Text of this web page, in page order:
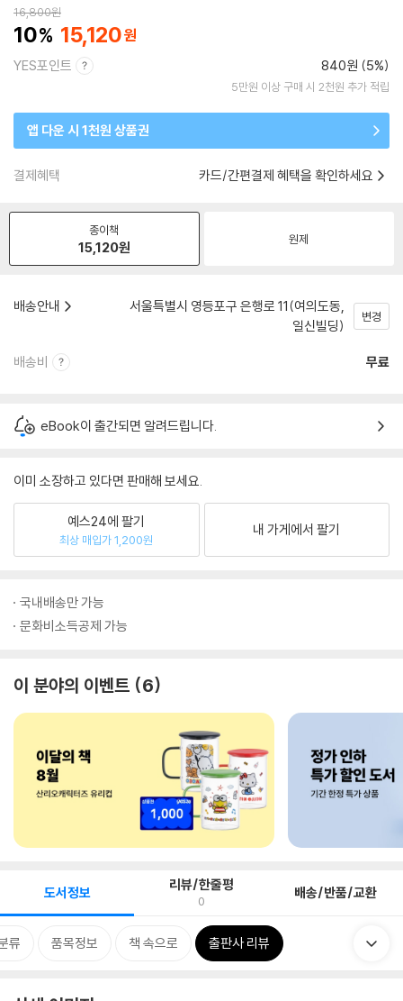
16,800원
10 15,120
YES포인트 840원 (5%)
5만원 이상 구매 시 2천원 추가 적립
앱 다운 시 1천원 상품권
결제혜택 카드/간편결제 혜택을 확인하세요
종이책
15,120원 원제
배송안내
서울특별시 영등포구 은행로 11(여의도동,
일신빌딩)
변경
배송비 무료
eBook이 출간되면 알려드립니다.
이미 소장하고 있다면 판매해 보세요.
예스24에 팔기
최상 매입가 1,200원
내 가게에서 팔기
국내배송만 가능
문화비소득공제 가능
이 분야의 이벤트 6
도서정보 리뷰/한줄평
0 배송/반품/교환
류 품목정보 책 속으로 출판사 리뷰